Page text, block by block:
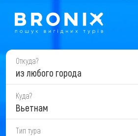
Откуда?
из любого города
Куда?
Вьетнам
Тип тура